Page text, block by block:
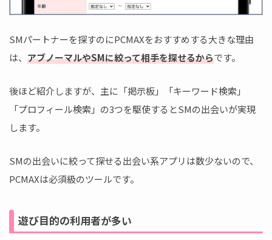
SMパートナーを探すのにPCMAXをおすすめする大きな理由
は、 アブノーマルやSMに絞って相手を探せるからです。
後ほど紹介しますが、主に「掲示板」「キーワード検索」
「プロフィール検索」の3つを駆使するとSMの出会いが実現
します。
SMの出会いに絞って探せる出会い系アプリは数少ないので、
PCMAXは必須級のツールです。
遊び目的の利用者が多い